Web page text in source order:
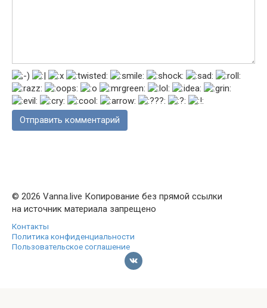
© 2026 Vanna.live Копирование без прямой ссылки
на источник материала запрещено
Контакты
Политика конфиденциальности
Пользовательское соглашение